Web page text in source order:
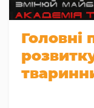
Головні